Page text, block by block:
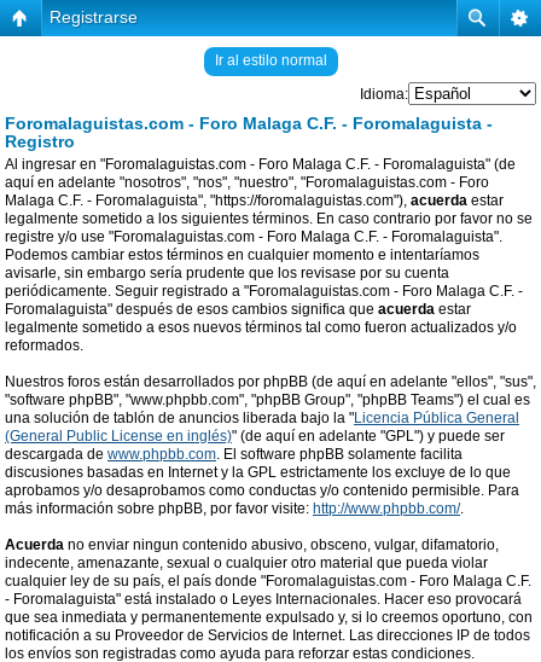
Registrarse
Ir al estilo normal
Idioma:
Foromalaguistas.com - Foro Malaga C.F. - Foromalaguista -
Registro
Al ingresar en "Foromalaguistas.com - Foro Malaga C.F. - Foromalaguista" (de
aquí en adelante "nosotros", "nos", "nuestro", "Foromalaguistas.com - Foro
Malaga C.F. - Foromalaguista", "https://foromalaguistas.com"), acuerda estar
legalmente sometido a los siguientes términos. En caso contrario por favor no se
registre y/o use "Foromalaguistas.com - Foro Malaga C.F. - Foromalaguista".
Podemos cambiar estos términos en cualquier momento e intentaríamos
avisarle, sin embargo sería prudente que los revisase por su cuenta
periódicamente. Seguir registrado a "Foromalaguistas.com - Foro Malaga C.F. -
Foromalaguista" después de esos cambios significa que acuerda estar
legalmente sometido a esos nuevos términos tal como fueron actualizados y/o
reformados.
Nuestros foros están desarrollados por phpBB (de aquí en adelante "ellos", "sus",
"software phpBB", "www.phpbb.com", "phpBB Group", "phpBB Teams") el cual es
una solución de tablón de anuncios liberada bajo la "Licencia Pública General
(General Public License en inglés)" (de aquí en adelante "GPL") y puede ser
descargada de www.phpbb.com. El software phpBB solamente facilita
discusiones basadas en Internet y la GPL estrictamente los excluye de lo que
aprobamos y/o desaprobamos como conductas y/o contenido permisible. Para
más información sobre phpBB, por favor visite: http://www.phpbb.com/.
Acuerda no enviar ningun contenido abusivo, obsceno, vulgar, difamatorio,
indecente, amenazante, sexual o cualquier otro material que pueda violar
cualquier ley de su país, el país donde "Foromalaguistas.com - Foro Malaga C.F.
- Foromalaguista" está instalado o Leyes Internacionales. Hacer eso provocará
que sea inmediata y permanentemente expulsado y, si lo creemos oportuno, con
notificación a su Proveedor de Servicios de Internet. Las direcciones IP de todos
los envíos son registradas como ayuda para reforzar estas condiciones.